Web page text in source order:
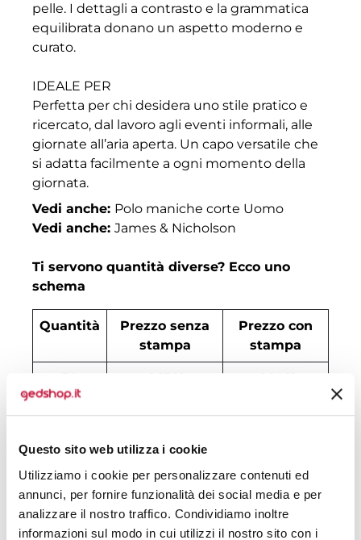
Questo sito web utilizza i cookie
Utilizziamo i cookie per personalizzare contenuti ed
annunci, per fornire funzionalità dei social media e per
analizzare il nostro traffico. Condividiamo inoltre
informazioni sul modo in cui utilizzi il nostro sito con i
pelle. I dettagli a contrasto e la grammatica
equilibrata donano un aspetto moderno e
curato.
IDEALE PER
Perfetta per chi desidera uno stile pratico e
ricercato, dal lavoro agli eventi informali, alle
giornate all’aria aperta. Un capo versatile che
si adatta facilmente a ogni momento della
giornata.
Vedi anche: Polo maniche corte Uomo
Vedi anche: James & Nicholson
Ti servono quantità diverse? Ecco uno
schema
Quantità
Prezzo senza
stampa
Prezzo con
stampa
50 € 11,62 € 12,68
100 € 9,82
200 € 9,29 € 11,07
500 € 8,90 € 9,64